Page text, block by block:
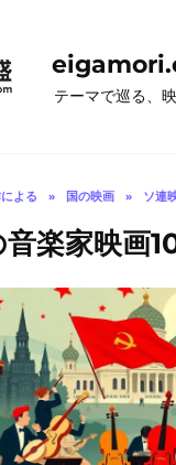
テーマで巡る、
よる » 国の映画 » ソ連
楽家映画